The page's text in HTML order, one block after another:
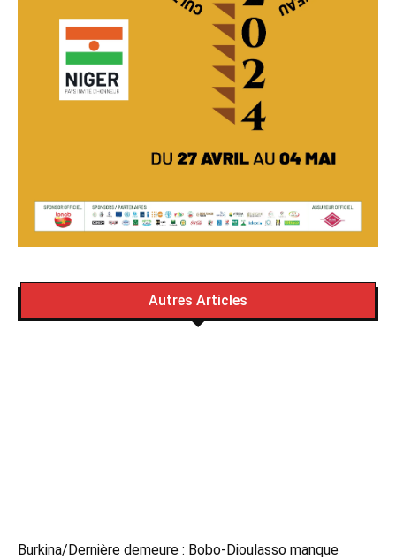
Autres Articles
Burkina/Dernière demeure : Bobo-Dioulasso manque